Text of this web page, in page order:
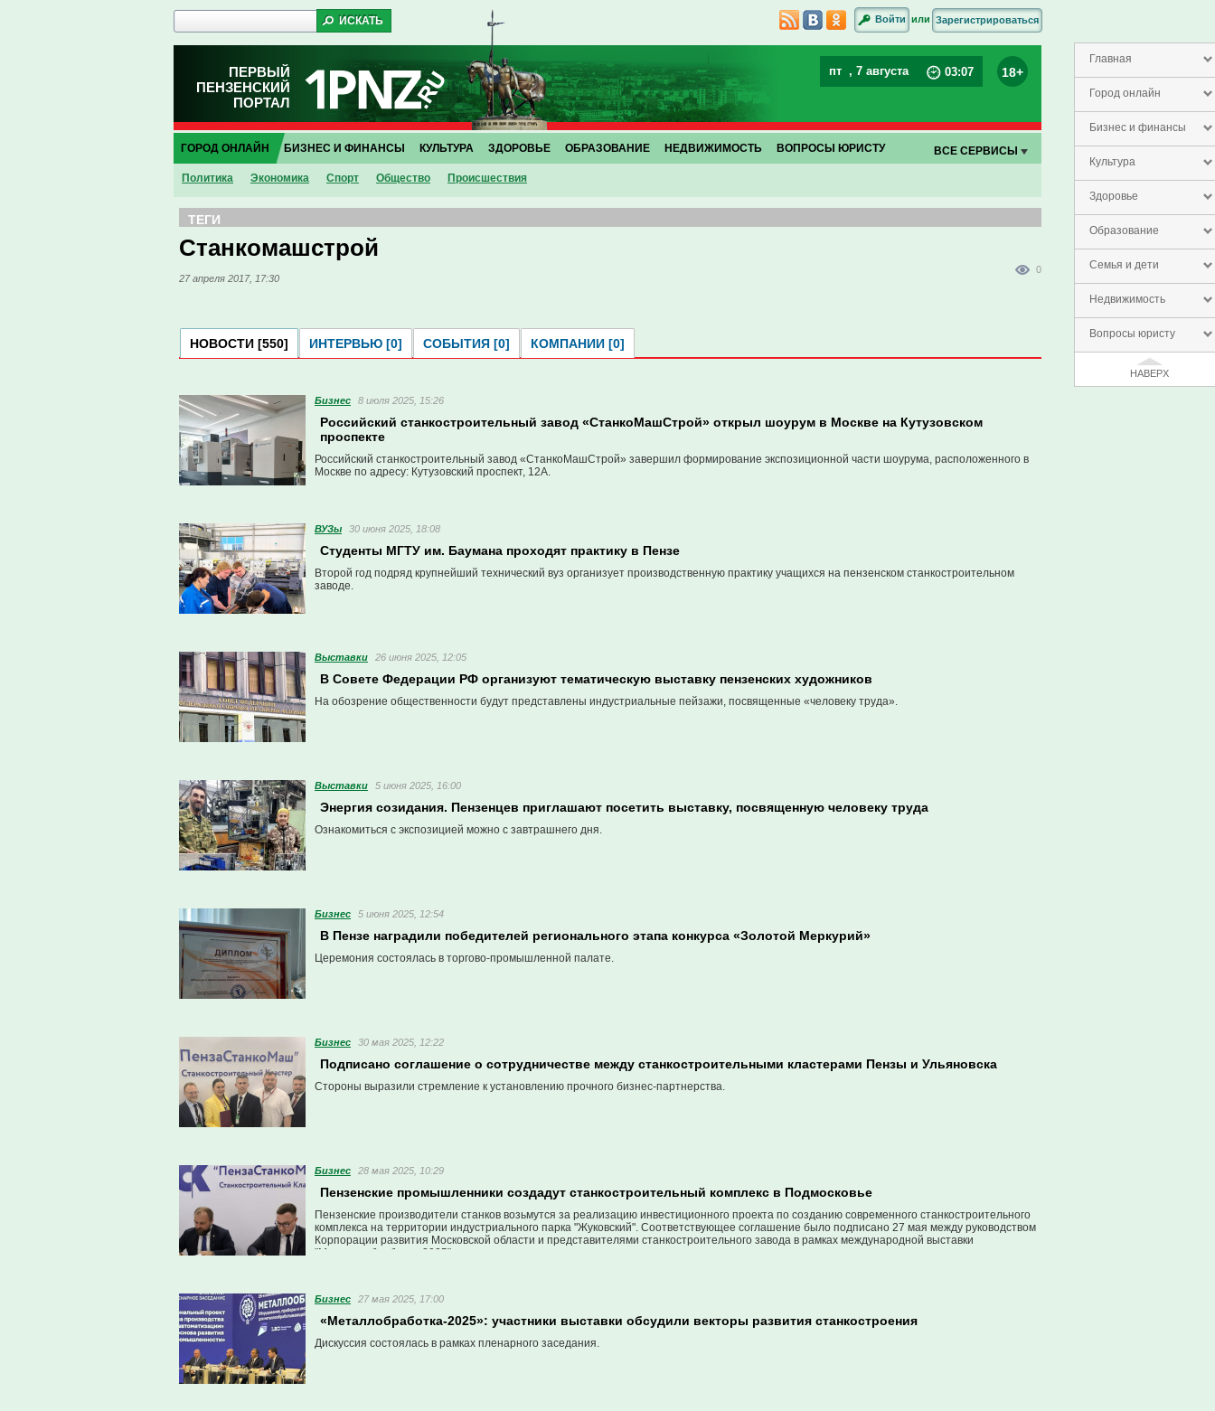
Главная
Город онлайн
Бизнес и финансы
Культура
Здоровье
Образование
Семья и дети
Недвижимость
Вопросы юристу
НАВЕРХ
Войти или Зарегистрироваться
ПЕРВЫЙ
ПЕНЗЕНСКИЙ
ПОРТАЛ
пт , 7 августа 03:07 18+
ГОРОД ОНЛАЙН
Политика Экономика Спорт Общество Проиcшествия
БИЗНЕС И ФИНАНСЫ КУЛЬТУРА ЗДОРОВЬЕ ОБРАЗОВАНИЕ НЕДВИЖИМОСТЬ ВОПРОСЫ ЮРИСТУ ВСЕ СЕРВИСЫ
ТЕГИ
Станкомашстрой
27 апреля 2017, 17:30
0
НОВОСТИ [550] ИНТЕРВЬЮ [0] СОБЫТИЯ [0] КОМПАНИИ [0]
Бизнес 8 июля 2025, 15:26
Российский станкостроительный завод «СтанкоМашСтрой» открыл шоурум в Москве на Кутузовском
проспекте
Российский станкостроительный завод «СтанкоМашСтрой» завершил формирование экспозиционной части шоурума, расположенного в
Москве по адресу: Кутузовский проспект, 12А.
ВУЗы 30 июня 2025, 18:08
Студенты МГТУ им. Баумана проходят практику в Пензе
Второй год подряд крупнейший технический вуз организует производственную практику учащихся на пензенском станкостроительном
заводе.
Выставки 26 июня 2025, 12:05
В Совете Федерации РФ организуют тематическую выставку пензенских художников
На обозрение общественности будут представлены индустриальные пейзажи, посвященные «человеку труда».
Выставки 5 июня 2025, 16:00
Энергия созидания. Пензенцев приглашают посетить выставку, посвященную человеку труда
Ознакомиться с экспозицией можно с завтрашнего дня.
Бизнес 5 июня 2025, 12:54
В Пензе наградили победителей регионального этапа конкурса «Золотой Меркурий»
Церемония состоялась в торгово-промышленной палате.
Бизнес 30 мая 2025, 12:22
Подписано соглашение о сотрудничестве между станкостроительными кластерами Пензы и Ульяновска
Стороны выразили стремление к установлению прочного бизнес-партнерства.
Бизнес 28 мая 2025, 10:29
Пензенские промышленники создадут станкостроительный комплекс в Подмосковье
Пензенские производители станков возьмутся за реализацию инвестиционного проекта по созданию современного станкостроительного
комплекса на территории индустриального парка "Жуковский". Соответствующее соглашение было подписано 27 мая между руководством
Корпорации развития Московской области и представителями станкостроительного завода в рамках международной выставки
"Металлообработка-2025".
Бизнес 27 мая 2025, 17:00
«Металлобработка-2025»: участники выставки обсудили векторы развития станкостроения
Дискуссия состоялась в рамках пленарного заседания.